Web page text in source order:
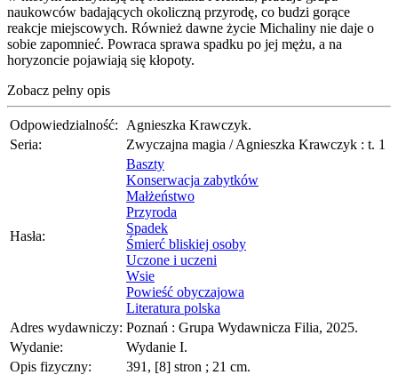
naukowców badających okoliczną przyrodę, co budzi gorące
reakcje miejscowych. Również dawne życie Michaliny nie daje o
sobie zapomnieć. Powraca sprawa spadku po jej mężu, a na
horyzoncie pojawiają się kłopoty.
Zobacz pełny opis
Odpowiedzialność:
Agnieszka Krawczyk.
Seria:
Zwyczajna magia / Agnieszka Krawczyk : t. 1
Hasła:
Baszty
Konserwacja zabytków
Małżeństwo
Przyroda
Spadek
Śmierć bliskiej osoby
Uczone i uczeni
Wsie
Powieść obyczajowa
Literatura polska
Adres wydawniczy: Poznań : Grupa Wydawnicza Filia, 2025.
Wydanie:
Wydanie I.
Opis fizyczny:
391, [8] stron ; 21 cm.